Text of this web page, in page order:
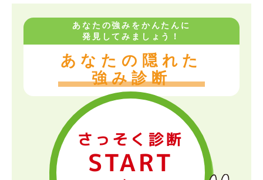
あなたの強みをかんたんに
発見してみましょう！
あなたの隠れた
強み診断
さっそく診断
START